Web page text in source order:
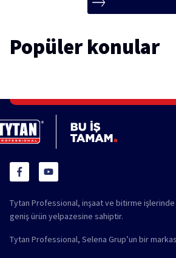
Popüler konular
Tytan Professional, inşaat ve bitirme işlerinde
geniş ürün yelpazesine sahiptir.
Tytan Professional, Selena Grup’un bir